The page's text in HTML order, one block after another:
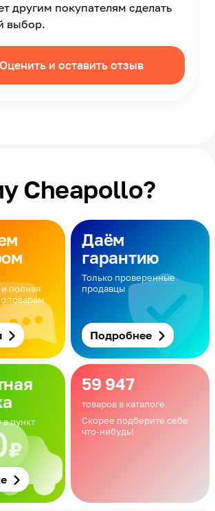
другим покупателям сделать
выбор.
Оценить и оставить отзыв
Cheapollo?
полная
товарам
Даём
гарантию
Только проверенные
продавцы
Подробнее
в пункт
59 947
товаров в каталоге
Скорее подберите себе
что-нибудь!